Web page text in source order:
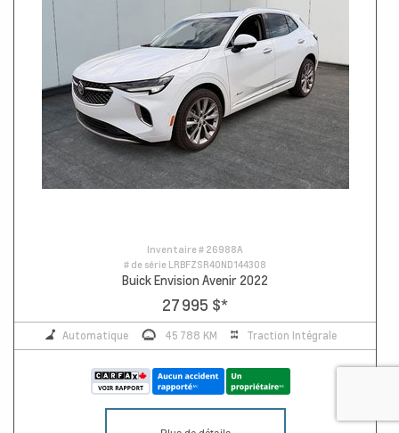
Inventaire # 26988A
# de série LRBFZSR40ND144308
Buick Envision Avenir 2022
27 995 $*
Automatique 45 788 KM Traction Intégrale